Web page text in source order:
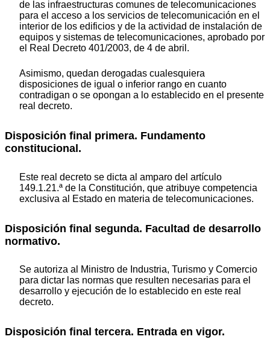
de las infraestructuras comunes de telecomunicaciones
para el acceso a los servicios de telecomunicación en el
interior de los edificios y de la actividad de instalación de
equipos y sistemas de telecomunicaciones, aprobado por
el Real Decreto 401/2003, de 4 de abril.
Asimismo, quedan derogadas cualesquiera
disposiciones de igual o inferior rango en cuanto
contradigan o se opongan a lo establecido en el presente
real decreto.
Disposición final primera. Fundamento
constitucional.
Este real decreto se dicta al amparo del artículo
149.1.21.ª de la Constitución, que atribuye competencia
exclusiva al Estado en materia de telecomunicaciones.
Disposición final segunda. Facultad de desarrollo
normativo.
Se autoriza al Ministro de Industria, Turismo y Comercio
para dictar las normas que resulten necesarias para el
desarrollo y ejecución de lo establecido en este real
decreto.
Disposición final tercera. Entrada en vigor.